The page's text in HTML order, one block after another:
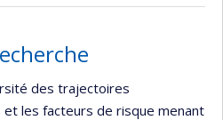
des trajectoires
les facteurs de risque menant